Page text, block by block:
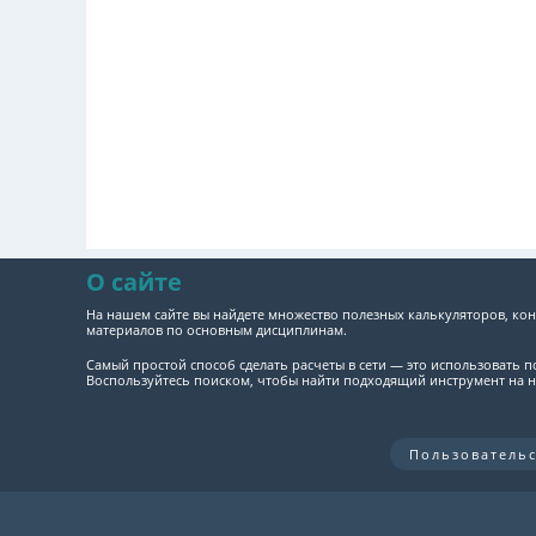
О сайте
На нашем сайте вы найдете множество полезных калькуляторов,
материалов по основным дисциплинам.
Самый простой способ сделать расчеты в сети — это использовать
Воспользуйтесь поиском, чтобы найти подходящий инструмент на